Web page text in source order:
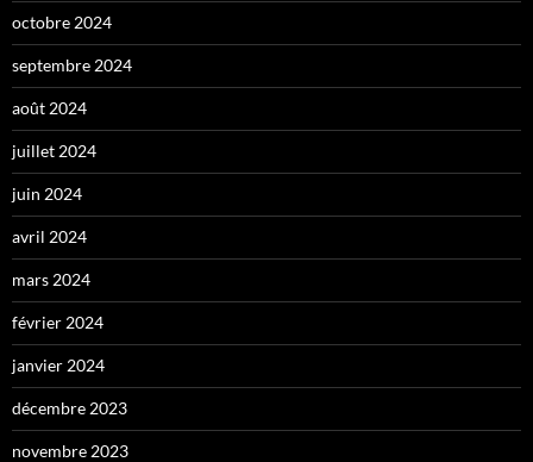
octobre 2024
septembre 2024
août 2024
juillet 2024
juin 2024
avril 2024
mars 2024
février 2024
janvier 2024
décembre 2023
novembre 2023